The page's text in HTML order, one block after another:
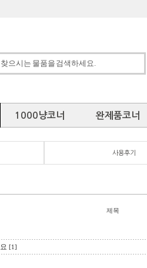
1000냥코너 완제품코너
사용후기